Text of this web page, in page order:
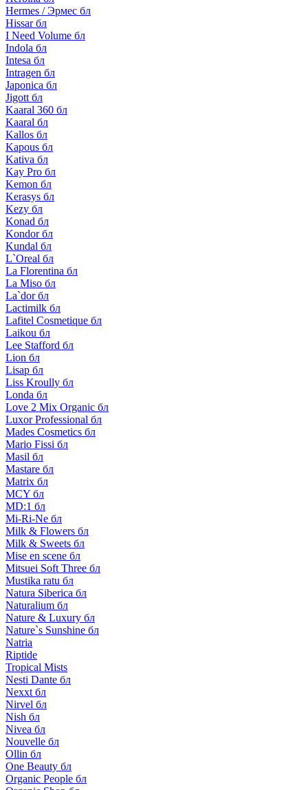
Hermes / Эрмес бл
Hissar бл
I Need Volume бл
Indola бл
Intesa бл
Intragen бл
Japonica бл
Jigott бл
Kaaral 360 бл
Kaaral бл
Kallos бл
Kapous бл
Kativa бл
Kay Pro бл
Kemon бл
Kerasys бл
Kezy бл
Konad бл
Kondor бл
Kundal бл
L`Oreal бл
La Florentina бл
La Miso бл
La`dor бл
Lactimilk бл
Lafitel Cosmetique бл
Laikou бл
Lee Stafford бл
Lion бл
Lisap бл
Liss Kroully бл
Londa бл
Love 2 Mix Organic бл
Luxor Professional бл
Mades Cosmetics бл
Mario Fissi бл
Masil бл
Mastare бл
Matrix бл
MCY бл
MD:1 бл
Mi-Ri-Ne бл
Milk & Flowers бл
Milk & Sweets бл
Mise en scene бл
Mitsuei Soft Three бл
Mustika ratu бл
Natura Siberica бл
Naturalium бл
Nature & Luxury бл
Nature`s Sunshine бл
Natria
Riptide
Tropical Mists
Nesti Dante бл
Nexxt бл
Nirvel бл
Nish бл
Nivea бл
Nouvelle бл
Ollin бл
One Beauty бл
Organic People бл